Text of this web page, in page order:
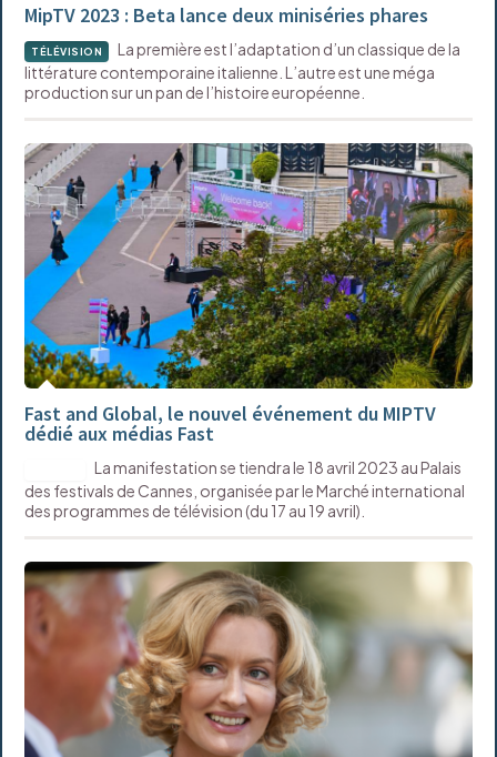
MipTV 2023 : Beta lance deux miniséries phares
TÉLÉVISION
La première est l’adaptation d’un classique de la
littérature contemporaine italienne. L’autre est une méga
production sur un pan de l’histoire européenne.
Fast and Global, le nouvel événement du MIPTV
dédié aux médias Fast
La manifestation se tiendra le 18 avril 2023 au Palais
des festivals de Cannes, organisée par le Marché international
des programmes de télévision (du 17 au 19 avril).